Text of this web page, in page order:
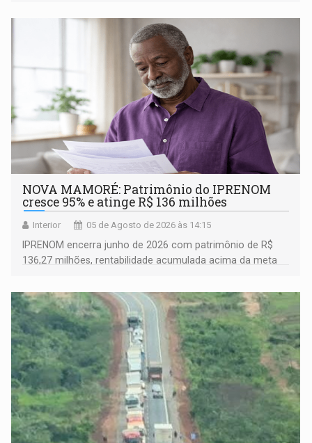
NOVA MAMORÉ: Patrimônio do IPRENOM
cresce 95% e atinge R$ 136 milhões
Interior 05 de Agosto de 2026 às 14:15
IPRENOM encerra junho de 2026 com patrimônio de R$
136,27 milhões, rentabilidade acumulada acima da meta